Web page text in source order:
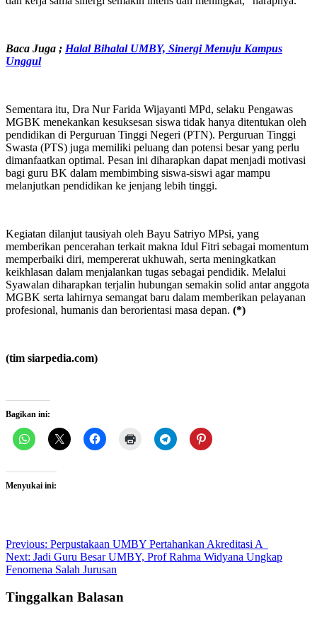
Baca Juga ; Halal Bihalal UMBY, Sinergi Menuju Kampus
Unggul
Sementara itu, Dra Nur Farida Wijayanti MPd, selaku Pengawas
MGBK menekankan kesuksesan siswa tidak hanya ditentukan oleh
pendidikan di Perguruan Tinggi Negeri (PTN). Perguruan Tinggi
Swasta (PTS) juga memiliki peluang dan potensi besar yang perlu
dimanfaatkan optimal. Pesan ini diharapkan dapat menjadi motivasi
bagi guru BK dalam membimbing siswa-siswi agar mampu
melanjutkan pendidikan ke jenjang lebih tinggi.
Kegiatan dilanjut tausiyah oleh Bayu Satriyo MPsi, yang
memberikan pencerahan terkait makna Idul Fitri sebagai momentum
memperbaiki diri, mempererat ukhuwah, serta meningkatkan
keikhlasan dalam menjalankan tugas sebagai pendidik. Melalui
Syawalan diharapkan terjalin hubungan semakin solid antar anggota
MGBK serta lahirnya semangat baru dalam memberikan pelayanan
profesional, humanis dan berorientasi masa depan. (*)
(tim siarpedia.com)
Bagikan ini:
Menyukai ini:
Post
navigation
Previous: Perpustakaan UMBY Pertahankan Akreditasi A
Next: Jadi Guru Besar UMBY, Prof Rahma Widyana Ungkap
Fenomena Salah Jurusan
Tinggalkan Balasan